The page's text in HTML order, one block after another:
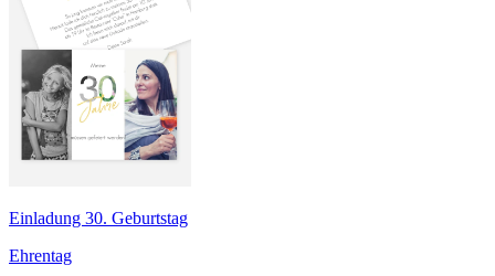
Einladung 30. Geburtstag
Ehrentag